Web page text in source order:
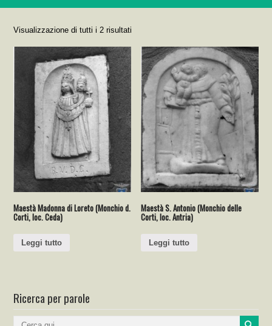
Visualizzazione di tutti i 2 risultati
Maestà Madonna di Loreto (Monchio d.
Corti, loc. Ceda)
Leggi tutto
Maestà S. Antonio (Monchio delle
Corti, loc. Antria)
Leggi tutto
Ricerca per parole